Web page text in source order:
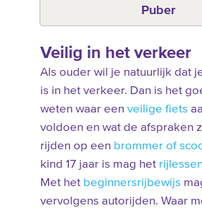
Puber
Veilig in het verkeer
Als ouder wil je natuurlijk dat
is in het verkeer. Dan is het
weten waar een veilige fiets
voldoen en wat de afspraken
rijden op een brommer of
kind 17 jaar is mag het rijlessen
Met het beginnersrijbewijs
vervolgens autorijden. Waar